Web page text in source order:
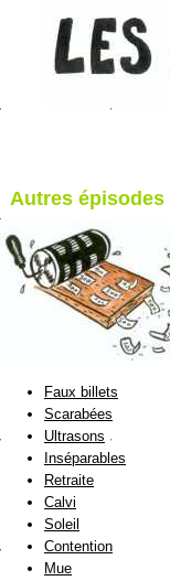
blog de Sirou
Autres épisodes
Faux billets
Scarabées
Ultrasons
Inséparables
Retraite
Calvi
Soleil
Contention
Mue